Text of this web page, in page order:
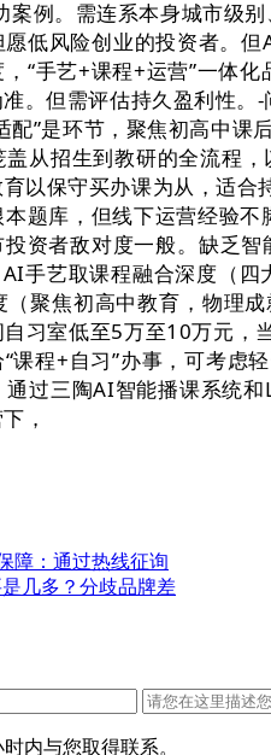
案例。需连系本身城市级
低风险创业的投资者。
“手艺+课程+运营”一体
。但需评估持久盈利性
配”是环节，聚焦初高中
从招生到教研的全流程
以保守买办课为从，适
题库，但线下运营经验
资者敌对度一般。缺乏
手艺取课程融合深度（
聚焦初高中教育，物理
习室低至5万至10万元，
课程+自习”办事，可考虑
过三陶AI智能播课系统
，
障：通过热线征询
几多？分歧品牌差
内与您取得联系。